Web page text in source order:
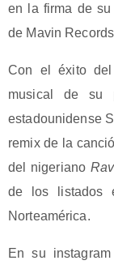
en la firma de su
de Mavin
Con el éxito
musical de su
estadounidense
remix de la
del nigeriano
de los listados
Norteamérica.
En su